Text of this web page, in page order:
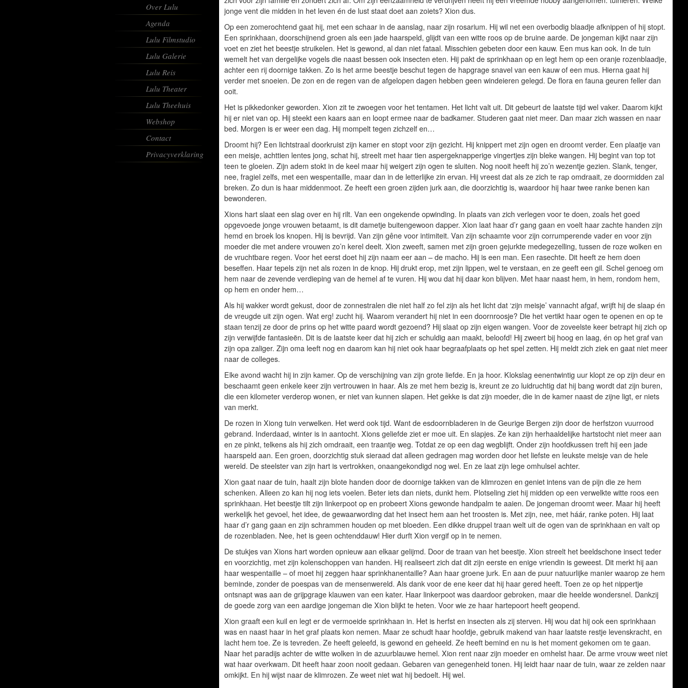
Over Lulu
Agenda
Lulu Filmstudio
Lulu Galerie
Lulu Reis
Lulu Theater
Lulu Theehuis
Webshop
Contact
Privacyverklaring
jonge vent die midden in het leven én de lust staat doet aan zoiets? Xion dus.
Op een zomerochtend gaat hij, met een schaar in de aanslag, naar zijn rosarium. Hij wil net een overbodig blaadje afknippen of hij stopt.
Een sprinkhaan, doorschijnend groen als een jade haarspeld, glijdt van een witte roos op de bruine aarde. De jongeman kijkt naar zijn
voet en ziet het beestje struikelen. Het is gewond, al dan niet fataal. Misschien gebeten door een kauw. Een mus kan ook. In de tuin
wemelt het van dergelijke vogels die naast bessen ook insecten eten. Hij pakt de sprinkhaan op en legt hem op een oranje rozenblaadje,
achter een rij doornige takken. Zo is het arme beestje beschut tegen de hapgrage snavel van een kauw of een mus. Hierna gaat hij
verder met snoeien. De zon en de regen van de afgelopen dagen hebben geen windeieren gelegd. De flora en fauna geuren feller dan
ooit.
Het is pikkedonker geworden. Xion zit te zwoegen voor het tentamen. Het licht valt uit. Dit gebeurt de laatste tijd wel vaker. Daarom kijkt
hij er niet van op. Hij steekt een kaars aan en loopt ermee naar de badkamer. Studeren gaat niet meer. Dan maar zich wassen en naar
bed. Morgen is er weer een dag. Hij mompelt tegen zichzelf en…
Droomt hij? Een lichtstraal doorkruist zijn kamer en stopt voor zijn gezicht. Hij knippert met zijn ogen en droomt verder. Een plaatje van
een meisje, achttien lentes jong, schat hij, streelt met haar tien aspergeknapperige vingertjes zijn bleke wangen. Hij begint van top tot
teen te gloeien. Zijn adem stokt in de keel maar hij weigert zijn ogen te sluiten. Nog nooit heeft hij zo’n wezentje gezien. Slank, tenger,
nee, fragiel zelfs, met een wespentaille, maar dan in de letterlijke zin ervan. Hij vreest dat als ze zich te rap omdraait, ze doormidden zal
breken. Zo dun is haar middenmoot. Ze heeft een groen zijden jurk aan, die doorzichtig is, waardoor hij haar twee ranke benen kan
bewonderen.
Xions hart slaat een slag over en hij rilt. Van een ongekende opwinding. In plaats van zich verlegen voor te doen, zoals het goed
opgevoede jonge vrouwen betaamt, is dit dametje buitengewoon dapper. Xion laat haar d’r gang gaan en voelt haar zachte handen zijn
hemd en broek los knopen. Hij is bevrijd. Van zijn gêne voor intimiteit. Van zijn schaamte voor zijn corrumperende vader en voor zijn
moeder die met andere vrouwen zo’n kerel deelt. Xion zweeft, samen met zijn groen gejurkte medegezelling, tussen de roze wolken en
de vruchtbare regen. Voor het eerst doet hij zijn naam eer aan – de macho. Hij is een man. Een rasechte. Dit heeft ze hem doen
beseffen. Haar tepels zijn net als rozen in de knop. Hij drukt erop, met zijn lippen, wel te verstaan, en ze geeft een gil. Schel genoeg om
hem naar de zevende verdieping van de hemel af te vuren. Hij wou dat hij daar kon blijven. Met haar naast hem, in hem, rondom hem,
op hem en onder hem…
Als hij wakker wordt gekust, door de zonnestralen die niet half zo fel zijn als het licht dat ‘zijn meisje’ vannacht afgaf, wrijft hij de slaap én
de vreugde uit zijn ogen. Wat erg! zucht hij. Waarom verandert hij niet in een doornroosje? Die het vertikt haar ogen te openen en op te
staan tenzij ze door de prins op het witte paard wordt gezoend? Hij slaat op zijn eigen wangen. Voor de zoveelste keer betrapt hij zich op
zijn verwijfde fantasieën. Dit is de laatste keer dat hij zich er schuldig aan maakt, beloofd! Hij zweert bij hoog en laag, én op het graf van
zijn opa zaliger. Zijn oma leeft nog en daarom kan hij niet ook haar begraafplaats op het spel zetten. Hij meldt zich ziek en gaat niet meer
naar de colleges.
Elke avond wacht hij in zijn kamer. Op de verschijning van zijn grote liefde. En ja hoor. Klokslag eenentwintig uur klopt ze op zijn deur en
beschaamt geen enkele keer zijn vertrouwen in haar. Als ze met hem bezig is, kreunt ze zo luidruchtig dat hij bang wordt dat zijn buren,
die een kilometer verderop wonen, er niet van kunnen slapen. Het gekke is dat zijn moeder, die in de kamer naast de zijne ligt, er niets
van merkt.
De rozen in Xiong tuin verwelken. Het werd ook tijd. Want de esdoornbladeren in de Geurige Bergen zijn door de herfstzon vuurrood
gebrand. Inderdaad, winter is in aantocht. Xions geliefde ziet er moe uit. En slapjes. Ze kan zijn herhaaldelijke hartstocht niet meer aan
en ze pinkt, telkens als hij zich omdraait, een traantje weg. Totdat ze op een dag wegblijft. Onder zijn hoofdkussen treft hij een jade
haarspeld aan. Een groen, doorzichtig stuk sieraad dat alleen gedragen mag worden door het liefste en leukste meisje van de hele
wereld. De steelster van zijn hart is vertrokken, onaangekondigd nog wel. En ze laat zijn lege omhulsel achter.
Xion gaat naar de tuin, haalt zijn blote handen door de doornige takken van de klimrozen en geniet intens van de pijn die ze hem
schenken. Alleen zo kan hij nog iets voelen. Beter iets dan niets, dunkt hem. Plotseling ziet hij midden op een verwelkte witte roos een
sprinkhaan. Het beestje tilt zijn linkerpoot op en probeert Xions gewonde handpalm te aaien. De jongeman droomt weer. Maar hij heeft
werkelijk het gevoel, het idee, de gewaarwording dat het insect hem aan het troosten is. Met zijn, nee, met háár, ranke poten. Hij laat
haar d’r gang gaan en zijn schrammen houden op met bloeden. Een dikke druppel traan welt uit de ogen van de sprinkhaan en valt op
de rozenbladen. Nee, het is geen ochtenddauw! Hier durft Xion vergif op in te nemen.
De stukjes van Xions hart worden opnieuw aan elkaar gelijmd. Door de traan van het beestje. Xion streelt het beeldschone insect teder
en voorzichtig, met zijn kolenschoppen van handen. Hij realiseert zich dat dit zijn eerste en enige vriendin is geweest. Dit merkt hij aan
haar wespentaille – of moet hij zeggen haar sprinkhanentaille? Aan haar groene jurk. En aan de puur natuurlijke manier waarop ze hem
beminde, zonder de poespas van de mensenwereld. Als dank voor de ene keer dat hij haar gered heeft. Toen ze op het nippertje
ontsnapt was aan de grijpgrage klauwen van een kater. Haar linkerpoot was daardoor gebroken, maar die heelde wondersnel. Dankzij
de goede zorg van een aardige jongeman die Xion blijkt te heten. Voor wie ze haar hartepoort heeft geopend.
Xion graaft een kuil en legt er de vermoeide sprinkhaan in. Het is herfst en insecten als zij sterven. Hij wou dat hij ook een sprinkhaan
was en naast haar in het graf plaats kon nemen. Maar ze schudt haar hoofdje, gebruik makend van haar laatste restje levenskracht, en
lacht hem toe. Ze is tevreden. Ze heeft geleefd, is gewond en geheeld. Ze heeft bemind en nu is het moment gekomen om te gaan.
Naar het paradijs achter de witte wolken in de azuurblauwe hemel. Xion rent naar zijn moeder en omhelst haar. De arme vrouw weet niet
wat haar overkwam. Dit heeft haar zoon nooit gedaan. Gebaren van genegenheid tonen. Hij leidt haar naar de tuin, waar ze zelden naar
omkijkt. En hij wijst naar de klimrozen. Ze weet niet wat hij bedoelt. Hij wel.